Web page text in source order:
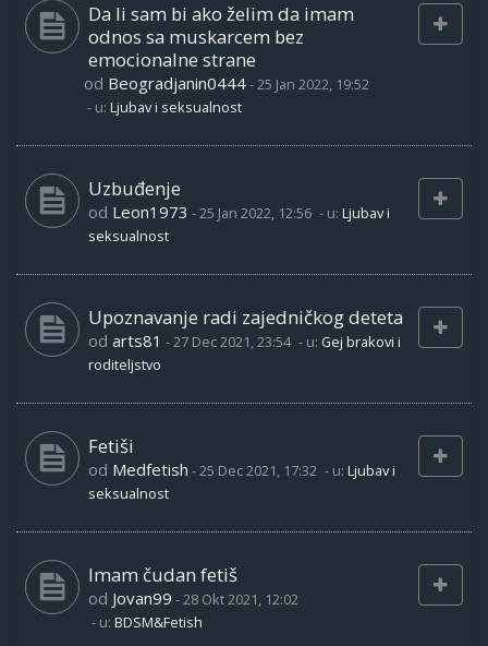
Da li sam bi ako želim da imam
odnos sa muskarcem bez
emocionalne strane
od Beogradjanin0444-25 Jan 2022, 19:52
- u: Ljubav i seksualnost
Uzbuđenje
od Leon1973 -25 Jan 2022, 12:56 - u: Ljubav i
seksualnost
Upoznavanje radi zajedničkog deteta
od arts81 -27 Dec 2021, 23:54 - u: Gej brakovi i
roditeljstvo
Fetiši
od Medfetish -25 Dec 2021, 17:32 - u: Ljubav i
seksualnost
Imam čudan fetiš
od Jovan99 -28 Okt 2021, 12:02
- u: BDSM&Fetish